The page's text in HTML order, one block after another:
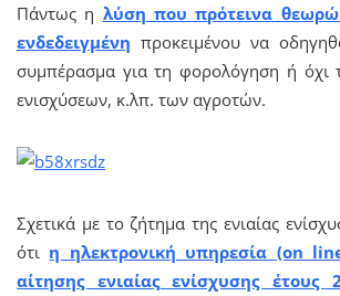
Πάντως η λύση που πρότεινα θεωρώ
ενδεδειγμένη προκειμένου να
συμπέρασμα για τη φορολόγηση ή όχι
ενισχύσεων, κ.λπ. των αγροτών.
Σχετικά με το ζήτημα της ενιαίας
ότι η ηλεκτρονική υπηρεσία (on
αίτησης ενιαίας ενίσχυσης έτους